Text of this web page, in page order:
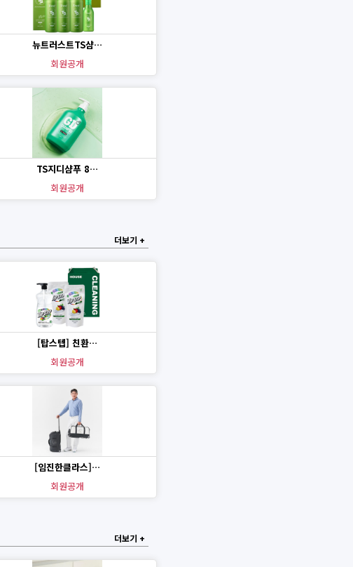
뉴트러스트TS샴…
회원공개
TS지디샴푸 8…
회원공개
더보기 +
[탑스텝] 친환…
회원공개
[임진한클라스]…
회원공개
더보기 +